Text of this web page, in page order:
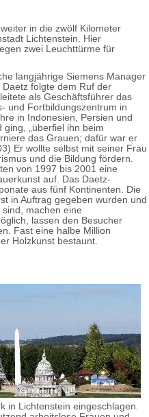
in die zwölf Kilometer
Lichtenstein. Hier
zwei Leuchttürme für
langjährige Siemens Manager
folgte dem Ruf der
als Geschäftsführer das
und Fortbildungszentrum in
in Indonesien, Persien und
„überfiel ihn beim
das Grauen; dafür war er
Er wollte selbst mit seiner Frau
und die Bildung fördern.
von 1997 bis 2001 eine
auf. Das Daetz-
aus fünf Kontinenten. Die
in Auftrag gegeben wurden und
machen eine
lassen den Besucher
Fast eine halbe Million
Holzkunst bestaunt.
in Lichtenstein eingeschlagen.